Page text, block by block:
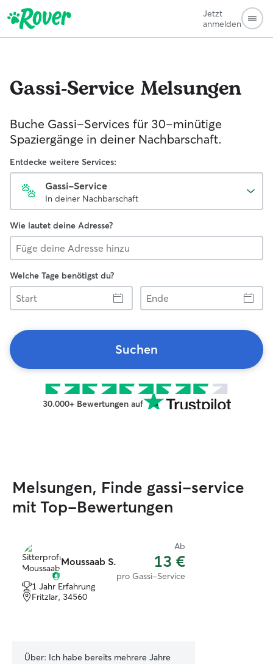
Jetzt
anmelden
Gassi-Service Melsungen
Buche Gassi-Services für 30-minütige
Spaziergänge in deiner Nachbarschaft.
Entdecke weitere Services:
Gassi-Service
In deiner Nachbarschaft
Wie lautet deine Adresse?
Welche Tage benötigst du?
Start
Ende
Suchen
30.000+ Bewertungen auf
Melsungen, Finde gassi-service
mit Top-Bewertungen
Moussaab S.
Ab
13 €
pro Gassi-Service
1 Jahr Erfahrung
Fritzlar, 34560
Über: Ich habe bereits mehrere Jahre